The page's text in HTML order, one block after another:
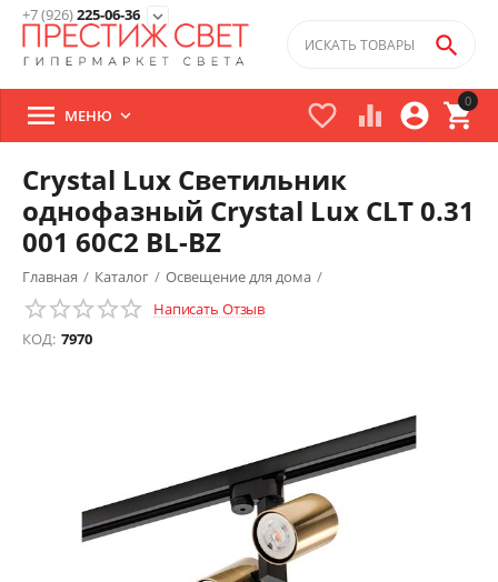
+7 (926)225-06-36 expand_more
0


 

 МЕНЮ 
Crystal Lux Cветильник
однофазный Crystal Lux CLT 0.31
001 60C2 BL-BZ
Главная / Каталог / Освещение для дома /
Трековые светильники /
Написать Отзыв
КОД: 7970